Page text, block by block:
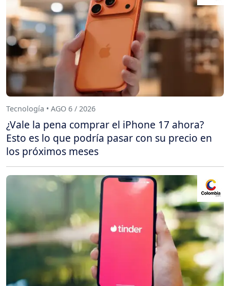
Tecnología • AGO 6 / 2026
¿Vale la pena comprar el iPhone 17 ahora?
Esto es lo que podría pasar con su precio en
los próximos meses